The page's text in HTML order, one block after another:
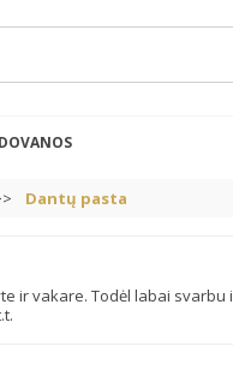
DOVANOS
Dantų pasta
vakare. Todėl labai